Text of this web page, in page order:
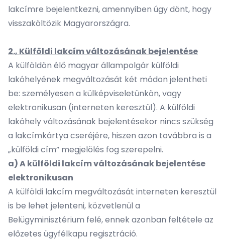
lakcímre bejelentkezni, amennyiben úgy dönt, hogy
visszaköltözik Magyarországra.
2., Külföldi lakcím változásának bejelentése
A külföldön élő magyar állampolgár külföldi
lakóhelyének megváltozását két módon jelentheti
be: személyesen a külképviseletünkön, vagy
elektronikusan (interneten keresztül). A külföldi
lakóhely változásának bejelentésekor nincs szükség
a lakcímkártya cseréjére, hiszen azon továbbra is a
„külföldi cím” megjelölés fog szerepelni.
a) A külföldi lakcím változásának bejelentése
elektronikusan
A külföldi lakcím megváltozását interneten keresztül
is be lehet jelenteni, közvetlenül a
Belügyminisztérium felé, ennek azonban feltétele az
előzetes ügyfélkapu regisztráció.